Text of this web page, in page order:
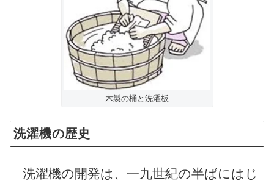
木製の桶と洗濯板
洗濯機の歴史
洗濯機の開発は、一九世紀の半ばにはじ